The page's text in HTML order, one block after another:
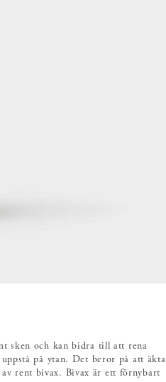
sken och kan bidra till att rena
på ytan. Det beror på att äkta
rent bivax. Bivax är ett förnybart